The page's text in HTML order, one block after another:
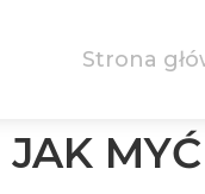
Strona
JAK